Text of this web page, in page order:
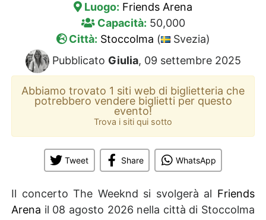
Luogo: Friends Arena
Capacità: 50,000
Città: Stoccolma (
Svezia)
Pubblicato Giulia, 09 settembre 2025
Abbiamo trovato 1 siti web di biglietteria che
potrebbero vendere biglietti per questo
evento!
Trova i siti qui sotto
Tweet Share WhatsApp
Il concerto The Weeknd si svolgerà al Friends
Arena il 08 agosto 2026 nella città di Stoccolma